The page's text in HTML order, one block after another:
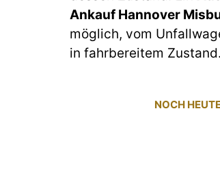
Ankauf Hannover
möglich, vom
in fahrbereitem Zustand.
NOCH